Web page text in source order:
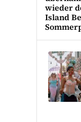
wieder
Island